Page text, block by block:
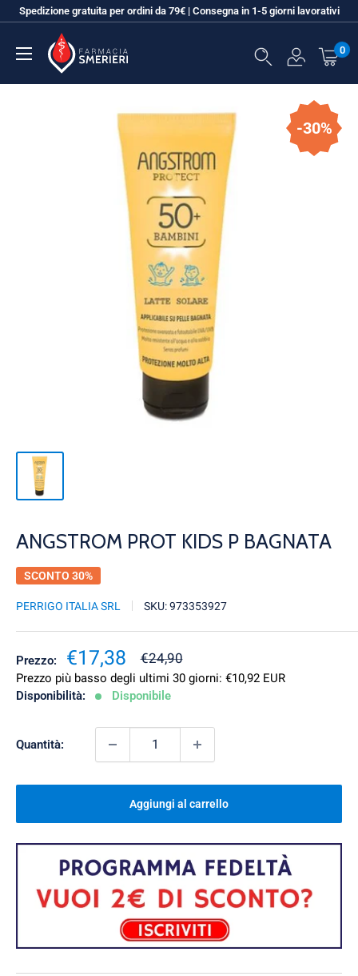
al
contenuto
Spedizione gratuita per ordini da 79€ | Consegna in 1-5 giorni lavorativi
Farmacia
SMERIERI
0
-30%
ANGSTROM PROT KIDS P BAGNATA
SCONTO 30%
PERRIGO ITALIA SRL SKU:973353927
Prezzo:
Prezzo
scontato
€17,38 Prezzo
€24,90
Prezzo più basso degli ultimi 30 giorni: €10,92 EUR
Disponibilità:
Disponibile
Quantità:
Aggiungi al carrello